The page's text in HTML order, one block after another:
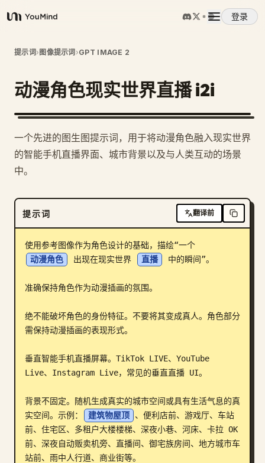
YouMind
登录
概览
使用案例
提示词
定价
下载
博客
更新
提示词› 图像提示词 ›GPT IMAGE 2
动漫角色现实世界直播 i2i
一个先进的图生图提示词，用于将动漫角色融入现实世界
的智能手机直播界面、城市背景以及与人类互动的场景
中。
提示词 翻译前
使用参考图像作为角色设计的基础，描绘“一个
动漫角色
出现在现实世界 直播 中的瞬间”。
准确保持角色作为动漫插画的氛围。
绝不能破坏角色的身份特征。不要将其变成真人。角色部分
需保持动漫插画的表现形式。
垂直智能手机直播屏幕。TikTok LIVE、YouTube
Live、Instagram Live，常见的垂直直播 UI。
背景不固定。随机生成真实的城市空间或具有生活气息的真
实空间。示例：
建筑物屋顶
、便利店前、游戏厅、车站
前、住宅区、多租户大楼楼梯、深夜小巷、河床、卡拉 OK
前、深夜自动贩卖机旁、直播间、御宅族房间、地方城市车
站前、雨中人行道、商业街等。